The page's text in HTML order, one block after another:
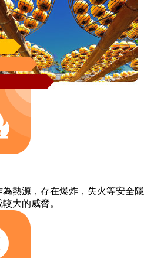
熱源，存在爆炸，失火等安全
大的威脅。